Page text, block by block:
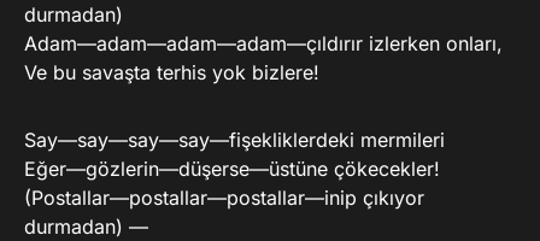
durmadan)
Adam—adam—adam—adam—çıldırır izlerken onları,
Ve bu savaşta terhis yok bizlere!
Say—say—say—say—fişekliklerdeki mermileri
Eğer—gözlerin—düşerse—üstüne çökecekler!
(Postallar—postallar—postallar—inip çıkıyor
durmadan) —